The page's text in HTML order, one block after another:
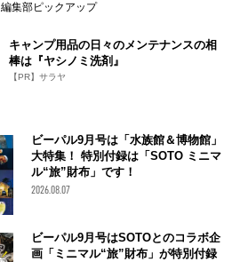
編集部ピックアップ
キャンプ用品の日々のメンテナンスの相
棒は『ヤシノミ洗剤』
【PR】サラヤ
ビーパル9月号は「水族館＆博物館」
大特集！ 特別付録は「SOTO ミニマ
ル“旅”財布」です！
2026.08.07
ビーパル9月号はSOTOとのコラボ企
画「ミニマル“旅”財布」が特別付録